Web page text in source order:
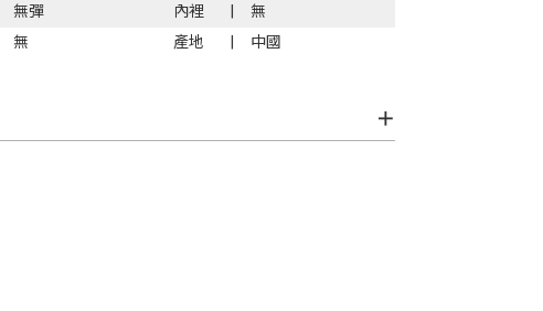
無彈 內裡
無
無 產地 中國